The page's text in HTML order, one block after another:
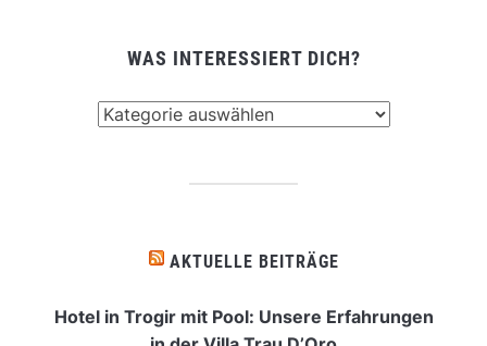
WAS INTERESSIERT DICH?
AKTUELLE BEITRÄGE
Hotel in Trogir mit Pool: Unsere Erfahrungen